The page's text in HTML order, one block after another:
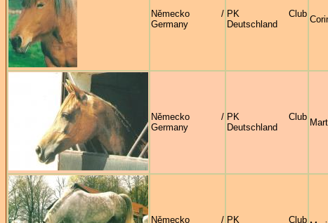
Německo /
Germany
PK Club
Deutschland
Německo /
Germany
PK Club
Deutschland
Německo / PK Club